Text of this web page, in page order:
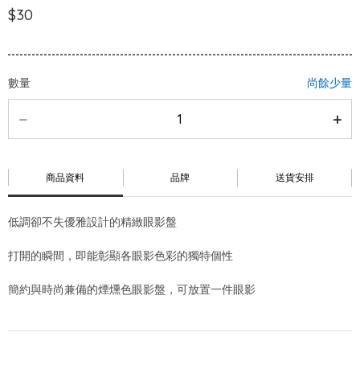
$30
數量 尚餘少量
商品資料 品牌 送貨安排
低調卻不失優雅設計的精緻眼影盤
打開的瞬間，即能彰顯各眼影色彩的獨特個性
簡約與時尚兼備的煙燻色眼影盤，可放置一件眼影